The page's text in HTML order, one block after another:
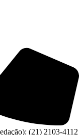
(21) 2103-4112